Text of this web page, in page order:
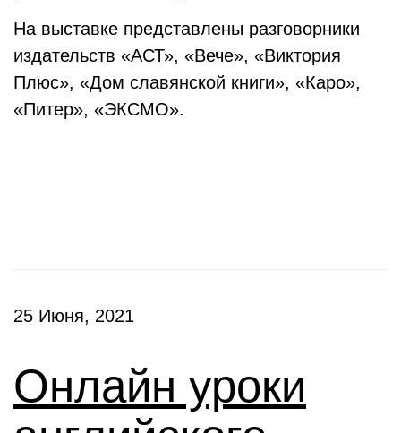
На выставке представлены разговорники
издательств «АСТ», «Вече», «Виктория
Плюс», «Дом славянской книги», «Каро»,
«Питер», «ЭКСМО».
25 Июня, 2021
Онлайн уроки